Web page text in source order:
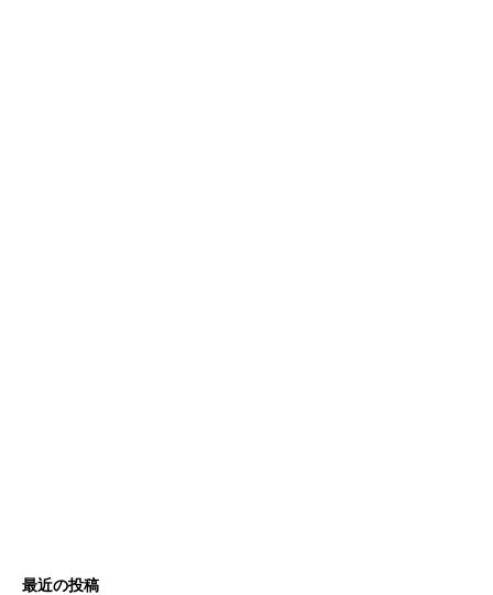
最近の投稿